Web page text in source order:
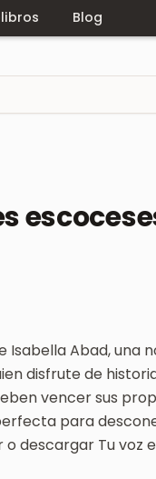
Blog
Isabella Abad, una
disfrute de
vencer sus
para
descargar Tu voz